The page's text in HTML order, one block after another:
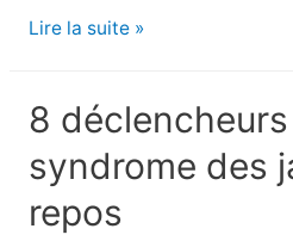
Des
moustiques
qui
vous
rendent
Lire la suite »
8
syndrome des
repos